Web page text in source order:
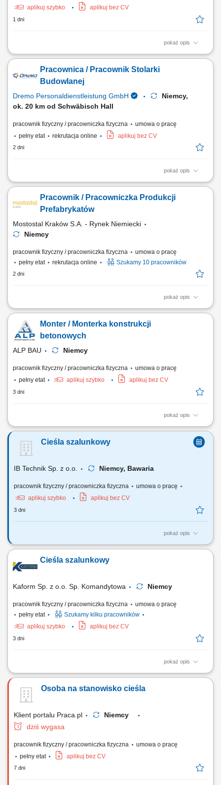
aplikuj szybko aplikuj bez CV
1 dni
pokaż opis
Zakres prac: Realizacja stanów surowych budowli z prefabrykatów
Start: luty 2026;Pracownica / Pracownik Stolarki
Budowlanej
Dremo Personaldienstleistung GmbH
Niemcy,
ok. 20 km od Schwäbisch Hall
pracownik fizyczny / pracowniczka fizyczna
umowa o pracę
pełny etat
rekrutacja online aplikuj bez CV
2 dni
pokaż opis
Zakres obowiązków: Wykonywanie oraz montaż drewnianych schodów;
oraz okładzin; Montaż okien w przygotowanych konstrukcjach
ściennych; Obsługa maszyn i urządzeń stolarskich; Obróbka oraz
Pracownik / Pracowniczka Produkcji
Prefabrykatów
Mostostal Kraków S.A. - Rynek Niemiecki
Niemcy
pracownik fizyczny / pracowniczka fizyczna
umowa o pracę
pełny etat
rekrutacja online Szukamy 10 pracowników
2 dni
pokaż opis
Opis stanowiska: Przygotowywanie szalunków do kolejnego procesu
w formach. Wsparcie procesu betonowania, w tym zagęszczanie
mieszanki betonowej. Wyrównywanie powierzchni betonu oraz kontrola
Monter / Monterka konstrukcji
betonowych
ALP BAU Niemcy
pracownik fizyczny / pracowniczka fizyczna
umowa o pracę
pełny etat
aplikuj szybko aplikuj bez CV
3 dni
pokaż opis
Opis stanowiska przygotowywanie i składanie szalunków z
wykorzystaniem popularnych systemów budowlanych; realizacja prac
murarskich przy budowie ścian i elementów konstrukcyjnych; dbanie o
właściwe przygotowanie stanowiska pracy i zachowanie zasad BHP;
Cieśla szalunkowy
IB Technik Sp. z o.o. Niemcy, Bawaria
pracownik fizyczny / pracowniczka fizyczna
umowa o pracę
aplikuj szybko
aplikuj bez CV
3 dni
pokaż opis
Zadania: Wykonywanie konstrukcji żelbetowych w stanach surowych
Cieśla szalunkowy
Kaform Sp. z o.o. Sp. Komandytowa Niemcy
pracownik fizyczny / pracowniczka fizyczna
umowa o pracę
pełny etat
Szukamy kilku pracowników
aplikuj szybko
aplikuj bez CV
3 dni
pokaż opis
Opis stanowiska: Szalowanie: ścian, stropów, słupów - praca
prefabrykatów betonowych; Betonowanie;
Osoba na stanowisko cieśla
Klient portalu Praca.pl
Niemcy
dziś wygasa
pracownik fizyczny / pracowniczka fizyczna
umowa o pracę
pełny etat
aplikuj bez CV
7 dni